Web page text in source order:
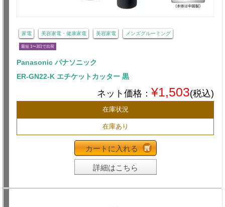
家電 美容家電・健康家電 美容家電 メンズグルーミング
最短 1〜3日で出荷
Panasonic パナソニック
ER-GN22-K エチケットカッター 黒
ネット価格： ¥1,503(税込)
在庫状況
在庫あり
カートに入れる
詳細はこちら